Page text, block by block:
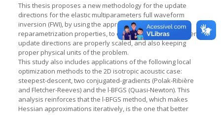
This thesis proposes a new methodology for the update
directions for the elastic multiparameters full waveform
inversion (FWI), by using the approximate Hessian
reparametrization properties, to ensure that the parameters
update directions are properly scaled, and also keeping
proper physical units of the problem.
This study also includes applications of the following local
optimization methods to the 2D isotropic acoustic case:
steepest-descent, two conjugated-gradients (Polak-Ribière
and Fletcher-Reeves) and the l-BFGS (Quasi-Newton). This
analysis reinforces that the l-BFGS method, which makes
Hessian approximations iteratively, is the one that better